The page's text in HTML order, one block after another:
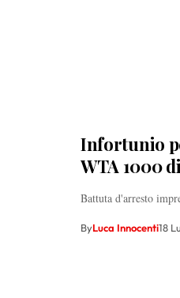
Infortunio
WTA 1000
Battuta d'arresto
ByLuca Innocenti18